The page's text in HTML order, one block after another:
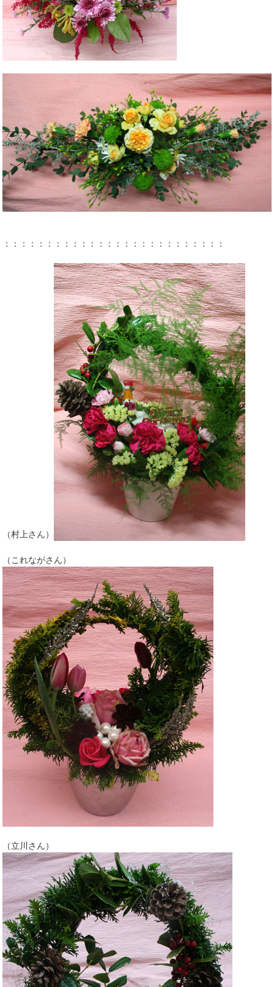
：：：：：：：：：：：：：：：：：：：：：：：：：：
（村上さん）
（これながさん）
（立川さん）